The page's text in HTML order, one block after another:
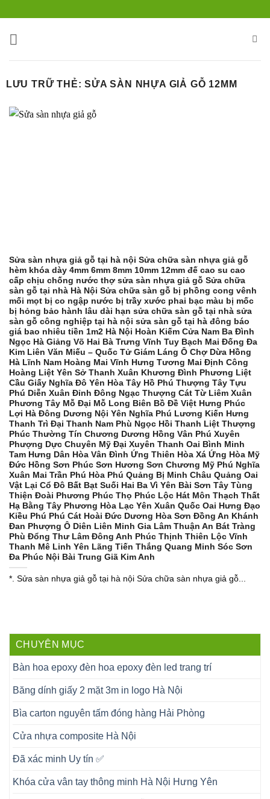
nội
LƯU TRỮ THẺ:SỬA SÀN NHỰA GIẢ GỖ 12MM
Sửa sàn nhựa giả gỗ tại hà nội Sửa chữa sàn nhựa giả gỗ
hèm khóa dày 4mm 6mm 8mm 10mm 12mm đế cao su cao
cấp chịu chống nước thợ sửa sàn nhựa giả gỗ Sửa chữa
sàn gỗ tại nhà Hà Nội Sửa chữa sàn gỗ bị phồng cong vênh
mối mọt bị co ngập nước bị trầy xước phai bạc màu bị mốc
bị hỏng bảo hành lâu dài hạn sửa chữa sàn gỗ tại nhà sửa
sàn gỗ công nghiệp tại hà nội sửa sàn gỗ tại hà đông báo
giá bao nhiêu tiền 1m2 Hà Nội Hoàn Kiếm Cửa Nam Ba Đình
Ngọc Hà Giảng Võ Hai Bà Trưng Vĩnh Tuy Bạch Mai Đống Đa
Kim Liên Văn Miếu – Quốc Tử Giám Láng Ô Chợ Dừa Hồng
Hà Lĩnh Nam Hoàng Mai Vĩnh Hưng Tương Mai Định Công
Hoàng Liệt Yên Sở Thanh Xuân Khương Đình Phương Liệt
Cầu Giấy Nghĩa Đô Yên Hòa Tây Hồ Phú Thượng Tây Tựu
Phú Diễn Xuân Đỉnh Đông Ngạc Thượng Cát Từ Liêm Xuân
Phương Tây Mỗ Đại Mỗ Long Biên Bồ Đề Việt Hưng Phúc
Lợi Hà Đông Dương Nội Yên Nghĩa Phú Lương Kiến Hưng
Thanh Trì Đại Thanh Nam Phù Ngọc Hồi Thanh Liệt Thượng
Phúc Thường Tín Chương Dương Hồng Vân Phú Xuyên
Phượng Dực Chuyên Mỹ Đại Xuyên Thanh Oai Bình Minh
Tam Hưng Dân Hòa Vân Đình Ứng Thiên Hòa Xá Ứng Hòa Mỹ
Đức Hồng Sơn Phúc Sơn Hương Sơn Chương Mỹ Phú Nghĩa
Xuân Mai Trần Phú Hòa Phú Quảng Bị Minh Châu Quảng Oai
Vật Lại Cổ Đô Bất Bạt Suối Hai Ba Vì Yên Bài Sơn Tây Tùng
Thiện Đoài Phương Phúc Thọ Phúc Lộc Hát Môn Thạch Thất
Hạ Bằng Tây Phương Hòa Lạc Yên Xuân Quốc Oai Hưng Đạo
Kiều Phú Phú Cát Hoài Đức Dương Hòa Sơn Đồng An Khánh
Đan Phượng Ô Diên Liên Minh Gia Lâm Thuận An Bát Tràng
Phù Đổng Thư Lâm Đông Anh Phúc Thịnh Thiên Lộc Vĩnh
Thanh Mê Linh Yên Lãng Tiến Thắng Quang Minh Sóc Sơn
Đa Phúc Nội Bài Trung Giã Kim Anh
*. Sửa sàn nhựa giả gỗ tại hà nội Sửa chữa sàn nhựa giả gỗ...
CHUYÊN MỤC
Bàn hoa epoxy đèn hoa epoxy đèn led trang trí
Băng dính giấy 2 mặt 3m in logo Hà Nội
Bìa carton nguyên tấm đóng hàng Hải Phòng
Cửa nhựa composite Hà Nội
Đã xác minh Uy tín ✅
Khóa cửa vân tay thông minh Hà Nội Hưng Yên